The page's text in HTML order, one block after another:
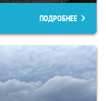
ПОДРОБНЕЕ